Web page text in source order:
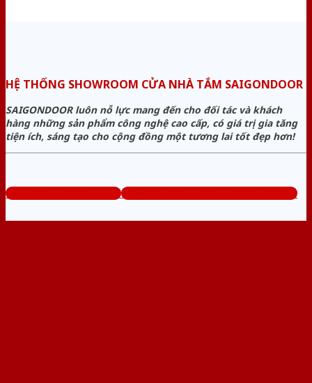
HỆ THỐNG SHOWROOM CỬA NHÀ TẮM SAIGONDOOR
SAIGONDOOR luôn nỗ lực mang đến cho đối tác và khách
hàng những sản phẩm công nghệ cao cấp, có giá trị gia tăng
tiện ích, sáng tạo cho cộng đồng một tương lai tốt đẹp hơn!
www.cuanhuavango.com Tổng đài tư vấn miễn phí: 0824.400.400